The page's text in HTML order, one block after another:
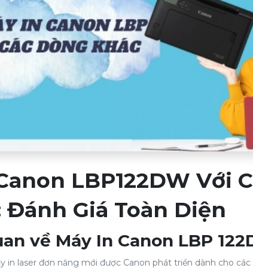
LBP122DW Với
Đánh Giá Toàn Diện
về Máy In Canon LBP
in laser đơn năng mới được Canon phát triển dành cho